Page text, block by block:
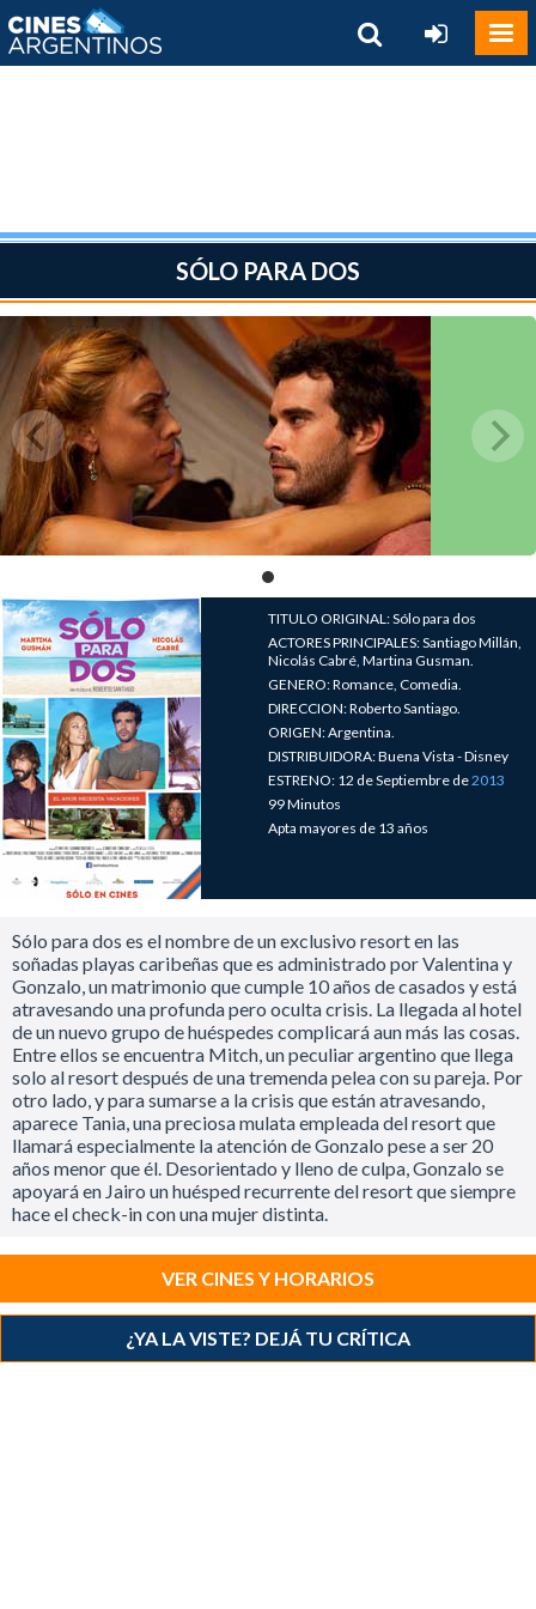
SÓLO PARA DOS
TITULO ORIGINAL: Sólo para dos
ACTORES PRINCIPALES: Santiago Millán,
Nicolás Cabré, Martina Gusman.
GENERO: Romance, Comedia.
DIRECCION: Roberto Santiago.
ORIGEN: Argentina.
DISTRIBUIDORA: Buena Vista - Disney
ESTRENO: 12 de Septiembre de2013
99 Minutos
Apta mayores de 13 años
Sólo para dos es el nombre de un exclusivo resort en las
soñadas playas caribeñas que es administrado por Valentina y
Gonzalo, un matrimonio que cumple 10 años de casados y está
atravesando una profunda pero oculta crisis. La llegada al hotel
de un nuevo grupo de huéspedes complicará aun más las cosas.
Entre ellos se encuentra Mitch, un peculiar argentino que llega
solo al resort después de una tremenda pelea con su pareja. Por
otro lado, y para sumarse a la crisis que están atravesando,
aparece Tania, una preciosa mulata empleada del resort que
llamará especialmente la atención de Gonzalo pese a ser 20
años menor que él. Desorientado y lleno de culpa, Gonzalo se
apoyará en Jairo un huésped recurrente del resort que siempre
hace el check-in con una mujer distinta.
VER CINES Y HORARIOS
¿YA LA VISTE? DEJÁ TU CRÍTICA